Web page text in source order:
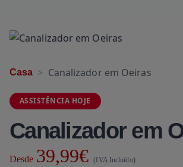
Casa Canalizador em Oeiras
ASSISTÊNCIA HOJE
Canalizador em
Desde 39,99€(IVA Incluído)